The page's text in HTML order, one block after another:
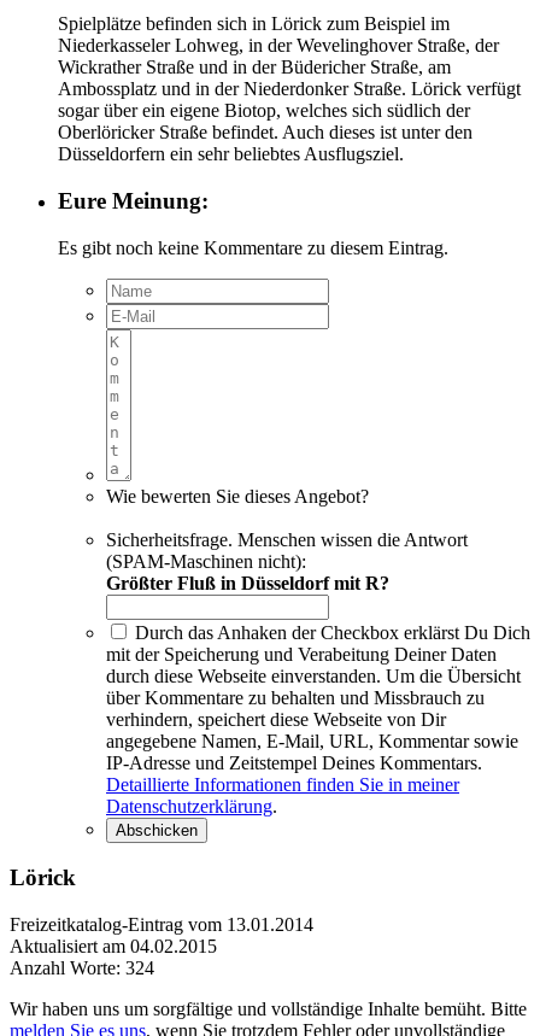
Spielplätze befinden sich in Lörick zum Beispiel im
Niederkasseler Lohweg, in der Wevelinghover Straße, der
Wickrather Straße und in der Büdericher Straße, am
Ambossplatz und in der Niederdonker Straße. Lörick verfügt
sogar über ein eigene Biotop, welches sich südlich der
Oberlöricker Straße befindet. Auch dieses ist unter den
Düsseldorfern ein sehr beliebtes Ausflugsziel.
Eure Meinung:
Es gibt noch keine Kommentare zu diesem Eintrag.
Wie bewerten Sie dieses Angebot?
Sicherheitsfrage. Menschen wissen die Antwort
(SPAM-Maschinen nicht):
Größter Fluß in Düsseldorf mit R?
Durch das Anhaken der Checkbox erklärst Du Dich
mit der Speicherung und Verabeitung Deiner Daten
durch diese Webseite einverstanden. Um die Übersicht
über Kommentare zu behalten und Missbrauch zu
verhindern, speichert diese Webseite von Dir
angegebene Namen, E-Mail, URL, Kommentar sowie
IP-Adresse und Zeitstempel Deines Kommentars.
Detaillierte Informationen finden Sie in meiner
Datenschutzerklärung.
Lörick
Freizeitkatalog-Eintrag vom 13.01.2014
Aktualisiert am 04.02.2015
Anzahl Worte: 324
Wir haben uns um sorgfältige und vollständige Inhalte bemüht. Bitte
melden Sie es uns, wenn Sie trotzdem Fehler oder unvollständige